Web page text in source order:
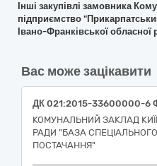
Інші закупівлі замовника
підприємство
Івано-Франківської обласної
Вас може зацікавити
КОМУНАЛЬНИЙ ЗАКЛАД
РАДИ "БАЗА
ПОСТАЧАННЯ"